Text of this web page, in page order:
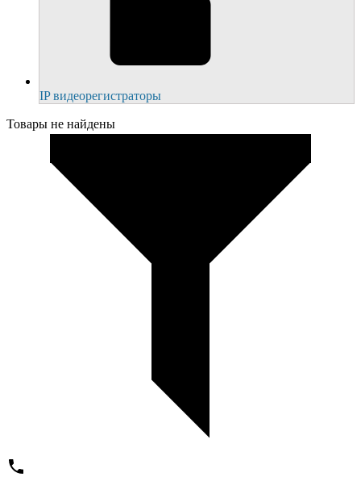
IP видеорегистраторы
Товары не найдены